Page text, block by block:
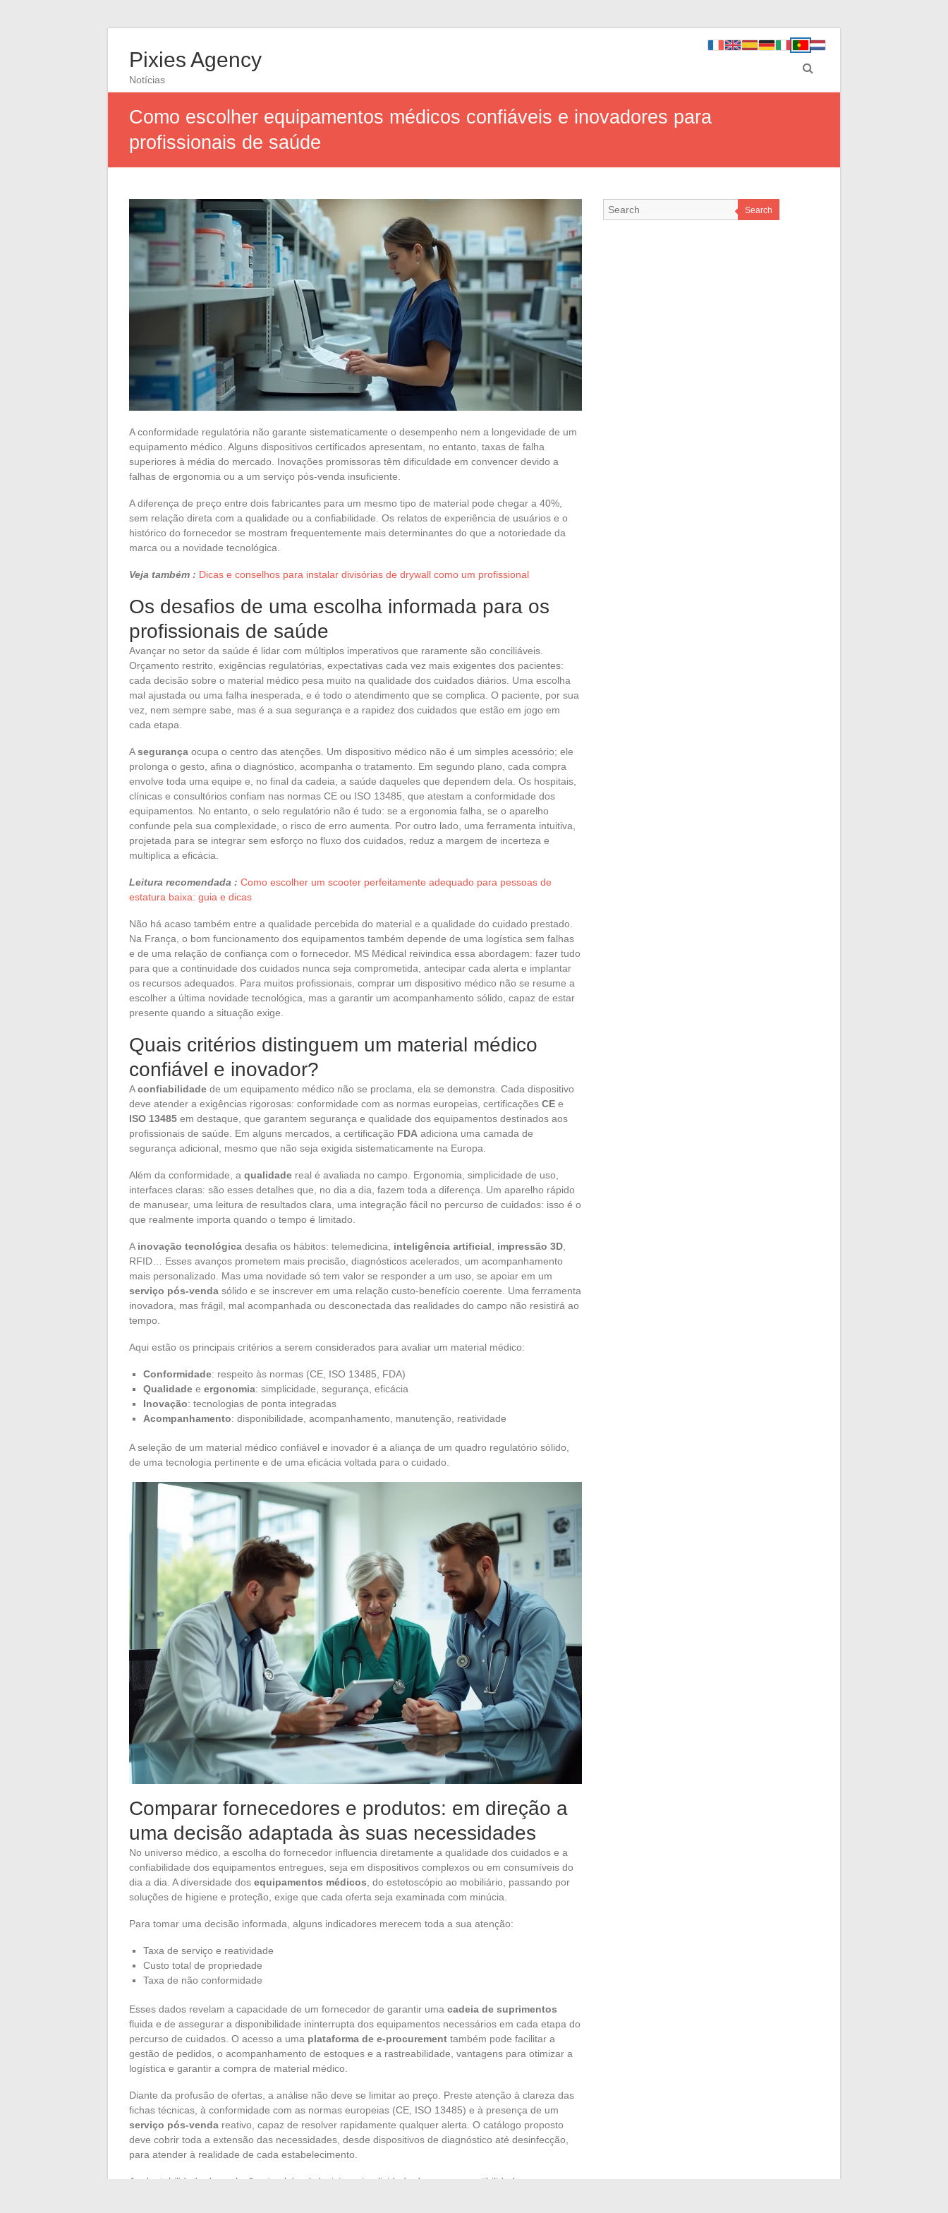
Pixies Agency
Notícias
Como escolher equipamentos médicos confiáveis e inovadores para
profissionais de saúde
A conformidade regulatória não garante sistematicamente o desempenho nem a longevidade de um
equipamento médico. Alguns dispositivos certificados apresentam, no entanto, taxas de falha
superiores à média do mercado. Inovações promissoras têm dificuldade em convencer devido a
falhas de ergonomia ou a um serviço pós-venda insuficiente.
A diferença de preço entre dois fabricantes para um mesmo tipo de material pode chegar a 40%,
sem relação direta com a qualidade ou a confiabilidade. Os relatos de experiência de usuários e o
histórico do fornecedor se mostram frequentemente mais determinantes do que a notoriedade da
marca ou a novidade tecnológica.
Veja também : Dicas e conselhos para instalar divisórias de drywall como um profissional
Os desafios de uma escolha informada para os
profissionais de saúde
Avançar no setor da saúde é lidar com múltiplos imperativos que raramente são conciliáveis.
Orçamento restrito, exigências regulatórias, expectativas cada vez mais exigentes dos pacientes:
cada decisão sobre o material médico pesa muito na qualidade dos cuidados diários. Uma escolha
mal ajustada ou uma falha inesperada, e é todo o atendimento que se complica. O paciente, por sua
vez, nem sempre sabe, mas é a sua segurança e a rapidez dos cuidados que estão em jogo em
cada etapa.
Asegurança ocupa o centro das atenções. Um dispositivo médico não é um simples acessório; ele
prolonga o gesto, afina o diagnóstico, acompanha o tratamento. Em segundo plano, cada compra
envolve toda uma equipe e, no final da cadeia, a saúde daqueles que dependem dela. Os hospitais,
clínicas e consultórios confiam nas normas CE ou ISO 13485, que atestam a conformidade dos
equipamentos. No entanto, o selo regulatório não é tudo: se a ergonomia falha, se o aparelho
confunde pela sua complexidade, o risco de erro aumenta. Por outro lado, uma ferramenta intuitiva,
projetada para se integrar sem esforço no fluxo dos cuidados, reduz a margem de incerteza e
multiplica a eficácia.
Leitura recomendada : Como escolher um scooter perfeitamente adequado para pessoas de
estatura baixa: guia e dicas
Não há acaso também entre a qualidade percebida do material e a qualidade do cuidado prestado.
Na França, o bom funcionamento dos equipamentos também depende de uma logística sem falhas
e de uma relação de confiança com o fornecedor. MS Médical reivindica essa abordagem: fazer tudo
para que a continuidade dos cuidados nunca seja comprometida, antecipar cada alerta e implantar
os recursos adequados. Para muitos profissionais, comprar um dispositivo médico não se resume a
escolher a última novidade tecnológica, mas a garantir um acompanhamento sólido, capaz de estar
presente quando a situação exige.
Quais critérios distinguem um material médico
confiável e inovador?
Aconfiabilidade de um equipamento médico não se proclama, ela se demonstra. Cada dispositivo
deve atender a exigências rigorosas: conformidade com as normas europeias, certificações CE e
ISO 13485 em destaque, que garantem segurança e qualidade dos equipamentos destinados aos
profissionais de saúde. Em alguns mercados, a certificação FDA adiciona uma camada de
segurança adicional, mesmo que não seja exigida sistematicamente na Europa.
Além da conformidade, a qualidade real é avaliada no campo. Ergonomia, simplicidade de uso,
interfaces claras: são esses detalhes que, no dia a dia, fazem toda a diferença. Um aparelho rápido
de manusear, uma leitura de resultados clara, uma integração fácil no percurso de cuidados: isso é o
que realmente importa quando o tempo é limitado.
A inovação tecnológica desafia os hábitos: telemedicina, inteligência artificial impressão 3D
RFID… Esses avanços prometem mais precisão, diagnósticos acelerados, um acompanhamento
mais personalizado. Mas uma novidade só tem valor se responder a um uso, se apoiar em um
serviço pós-venda sólido e se inscrever em uma relação custo-benefício coerente. Uma ferramenta
inovadora, mas frágil, mal acompanhada ou desconectada das realidades do campo não resistirá ao
tempo.
Aqui estão os principais critérios a serem considerados para avaliar um material médico:
Conformidade: respeito às normas (CE, ISO 13485, FDA)
Qualidade e ergonomia: simplicidade, segurança, eficácia
Inovação: tecnologias de ponta integradas
Acompanhamento: disponibilidade, acompanhamento, manutenção, reatividade
A seleção de um material médico confiável e inovador é a aliança de um quadro regulatório sólido,
de uma tecnologia pertinente e de uma eficácia voltada para o cuidado.
Comparar fornecedores e produtos: em direção a
uma decisão adaptada às suas necessidades
No universo médico, a escolha do fornecedor influencia diretamente a qualidade dos cuidados e a
confiabilidade dos equipamentos entregues, seja em dispositivos complexos ou em consumíveis do
dia a dia. A diversidade dos equipamentos médicos , do estetoscópio ao mobiliário, passando por
soluções de higiene e proteção, exige que cada oferta seja examinada com minúcia.
Para tomar uma decisão informada, alguns indicadores merecem toda a sua atenção:
Taxa de serviço e reatividade
Custo total de propriedade
Taxa de não conformidade
Esses dados revelam a capacidade de um fornecedor de garantir uma cadeia de suprimentos
fluida e de assegurar a disponibilidade ininterrupta dos equipamentos necessários em cada etapa do
percurso de cuidados. O acesso a uma plataforma de e-procurement também pode facilitar a
gestão de pedidos, o acompanhamento de estoques e a rastreabilidade, vantagens para otimizar a
logística e garantir a compra de material médico.
Diante da profusão de ofertas, a análise não deve se limitar ao preço. Preste atenção à clareza das
fichas técnicas, à conformidade com as normas europeias (CE, ISO 13485) e à presença de um
serviço pós-venda reativo, capaz de resolver rapidamente qualquer alerta. O catálogo proposto
deve cobrir toda a extensão das necessidades, desde dispositivos de diagnóstico até desinfecção,
para atender à realidade de cada estabelecimento.
A adaptabilidade das soluções também é decisiva: simplicidade de uso, compatibilidade com as
Search